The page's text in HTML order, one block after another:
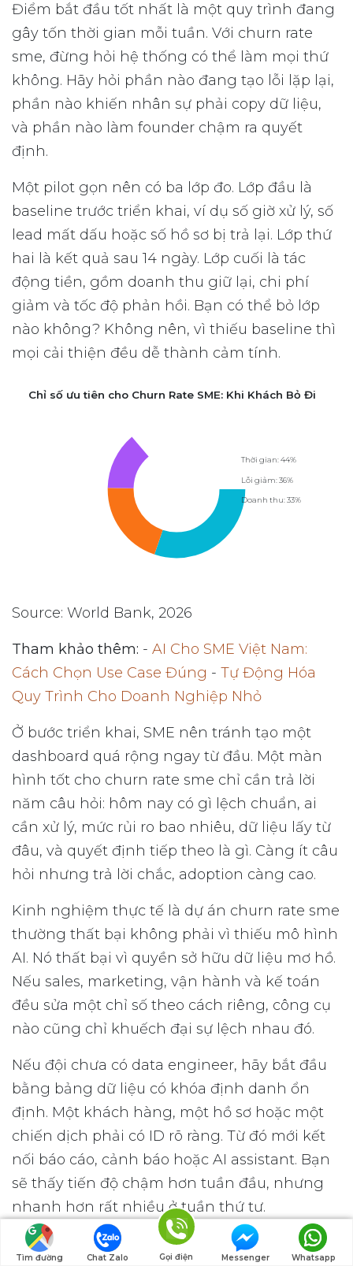
Điểm bắt đầu tốt nhất là một quy trình đang
gây tốn thời gian mỗi tuần. Với churn rate
sme, đừng hỏi hệ thống có thể làm mọi thứ
không. Hãy hỏi phần nào đang tạo lỗi lặp lại,
phần nào khiến nhân sự phải copy dữ liệu,
và phần nào làm founder chậm ra quyết
định.
Một pilot gọn nên có ba lớp đo. Lớp đầu là
baseline trước triển khai, ví dụ số giờ xử lý, số
lead mất dấu hoặc số hồ sơ bị trả lại. Lớp thứ
hai là kết quả sau 14 ngày. Lớp cuối là tác
động tiền, gồm doanh thu giữ lại, chi phí
giảm và tốc độ phản hồi. Bạn có thể bỏ lớp
nào không? Không nên, vì thiếu baseline thì
mọi cải thiện đều dễ thành cảm tính.
Chỉ số ưu tiên cho Churn Rate SME: Khi Khách Bỏ Đi
Thời gian: 44%
Lỗi giảm: 36%
Doanh thu: 33%
Source: World Bank, 2026
Tham khảo thêm: - AI Cho SME Việt Nam:
Cách Chọn Use Case Đúng - Tự Động Hóa
Quy Trình Cho Doanh Nghiệp Nhỏ
Ở bước triển khai, SME nên tránh tạo một
dashboard quá rộng ngay từ đầu. Một màn
hình tốt cho churn rate sme chỉ cần trả lời
năm câu hỏi: hôm nay có gì lệch chuẩn, ai
cần xử lý, mức rủi ro bao nhiêu, dữ liệu lấy từ
đâu, và quyết định tiếp theo là gì. Càng ít câu
hỏi nhưng trả lời chắc, adoption càng cao.
Kinh nghiệm thực tế là dự án churn rate sme
thường thất bại không phải vì thiếu mô hình
AI. Nó thất bại vì quyền sở hữu dữ liệu mơ hồ.
Nếu sales, marketing, vận hành và kế toán
đều sửa một chỉ số theo cách riêng, công cụ
nào cũng chỉ khuếch đại sự lệch nhau đó.
Nếu đội chưa có data engineer, hãy bắt đầu
bằng bảng dữ liệu có khóa định danh ổn
định. Một khách hàng, một hồ sơ hoặc một
chiến dịch phải có ID rõ ràng. Từ đó mới kết
nối báo cáo, cảnh báo hoặc AI assistant. Bạn
sẽ thấy tiến độ chậm hơn tuần đầu, nhưng
nhanh hơn rất nhiều ở tuần thứ tư.
Rủi Ro Triển Khai Nằm Ở
Tìm đường Chat Zalo Gọi điện Messenger Whatsapp